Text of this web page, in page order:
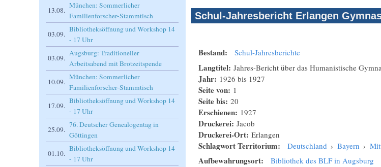
Schul-Jahresbericht Erlangen
Bestand: Schul-Jahresberichte
Langtitel: Jahres-Bericht über das Humanistische
Jahr: 1926 bis 1927
Seite von: 1
Seite bis: 20
Erschienen: 1927
Druckerei: Jacob
Druckerei-Ort: Erlangen
Schlagwort Territorium: Deutschland › Bayern ›
Aufbewahrungsort: Bibliothek des BLF in Augsburg
13.08.
München: Sommerlicher
Familienforscher-Stammtisch
03.09.
Bibliotheksöffnung und Workshop 14
- 17 Uhr
03.09.
Augsburg: Traditioneller
Arbeitsabend mit Brotzeitspende
10.09.
München: Sommerlicher
Familienforscher-Stammtisch
17.09.
Bibliotheksöffnung und Workshop 14
- 17 Uhr
25.09.
76. Deutscher Genealogentag in
Göttingen
01.10.
Bibliotheksöffnung und Workshop 14
- 17 Uhr